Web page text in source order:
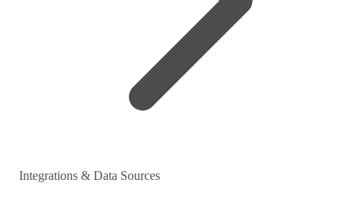
Integrations & Data Sources